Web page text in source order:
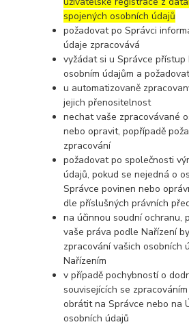
spojených osobních údajů
požadovat po Správci
údaje zpracovává
vyžádat si u Správce přístup
osobním údajům a
u automatizovaně
jejich přenositelnost
nechat vaše zpracovávané
nebo opravit, popřípadě
zpracování
požadovat po společnosti
údajů, pokud se nejedná o
Správce povinen nebo
dle příslušných právních
na účinnou soudní ochranu,
vaše práva podle Nařízení
zpracování vašich osobních
Nařízením
v případě pochybností o
souvisejících se
obrátit na Správce nebo na
osobních údajů